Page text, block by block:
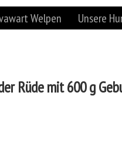
Welpen Unsere
Rüde mit 600 g